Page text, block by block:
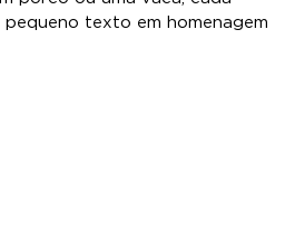
texto em homenagem